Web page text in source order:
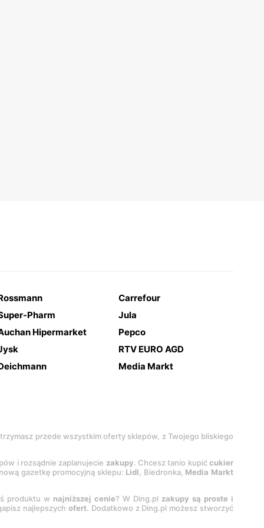
Carrefour
Pharm
Jula
Hipermarket
Pepco
RTV EURO AGD
Media Markt
przede wszystkim oferty sklepów, z Twojego bliskiego
i rozsądnie zaplanujecie zakupy. Chcesz tanio kupićcukier
gazetkę promocyjną sklepu: Lidl, Biedronka, Media Markt
produktu w najniższej cenie? W Ding.pl zakupy są proste i
najlepszychofert. Dodatkowo z Ding.pl możesz stworzyć